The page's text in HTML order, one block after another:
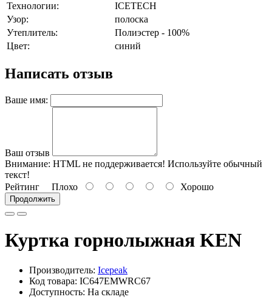
Технологии:
ICETECH
Узор:
полоска
Утеплитель:
Полиэстер - 100%
Цвет:
синий
Написать отзыв
Ваше имя:
Ваш отзыв
Внимание: HTML не поддерживается! Используйте обычный
текст!
Рейтинг Плохо Хорошо
Продолжить
Куртка горнолыжная KEN
Производитель: Icepeak
Код товара: IC647EMWRC67
Доступность: На складе